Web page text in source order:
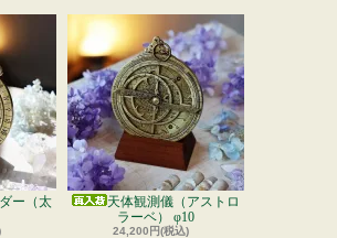
ー（太
天体観測儀（アストロ
ラーベ） φ10
24,200円(税込)